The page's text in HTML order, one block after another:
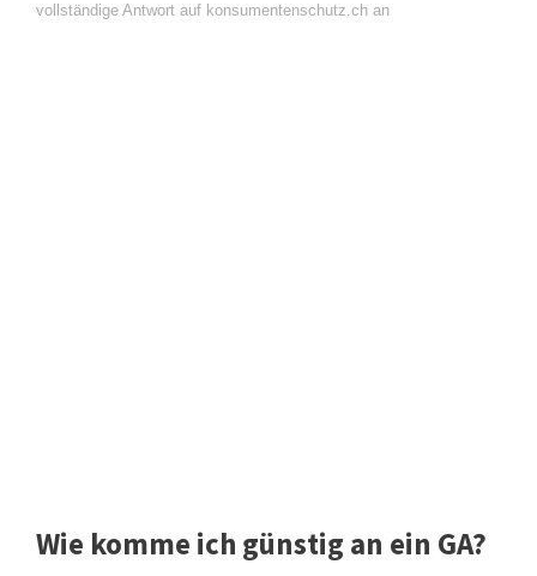
vollständige Antwort auf konsumentenschutz.ch an
Wie komme ich günstig an ein GA?